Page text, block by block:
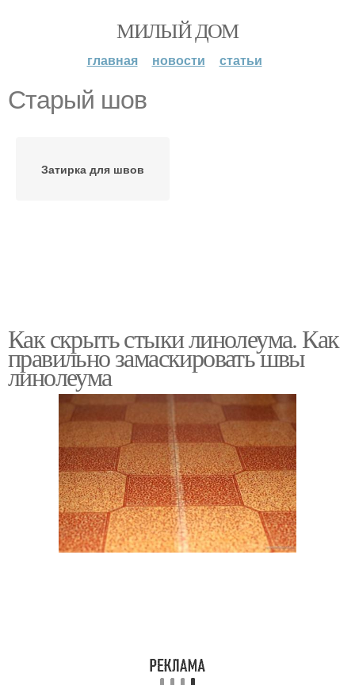
МИЛЫЙ ДОМ
главная новости статьи
Старый шов
Затирка для швов
Как скрыть стыки линолеума. Как
правильно замаскировать швы
линолеума